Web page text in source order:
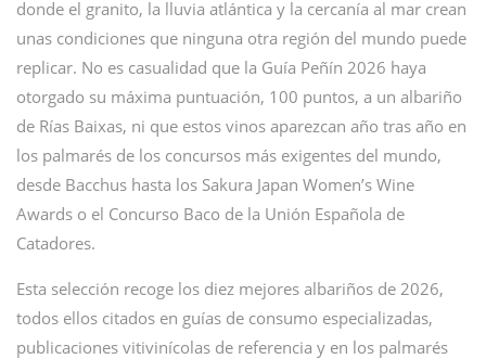
donde el granito, la lluvia atlántica y la cercanía al mar crean
unas condiciones que ninguna otra región del mundo puede
replicar. No es casualidad que la Guía Peñín 2026 haya
otorgado su máxima puntuación, 100 puntos, a un albariño
de Rías Baixas, ni que estos vinos aparezcan año tras año en
los palmarés de los concursos más exigentes del mundo,
desde Bacchus hasta los Sakura Japan Women’s Wine
Awards o el Concurso Baco de la Unión Española de
Catadores.
Esta selección recoge los diez mejores albariños de 2026,
todos ellos citados en guías de consumo especializadas,
publicaciones vitivinícolas de referencia y en los palmarés